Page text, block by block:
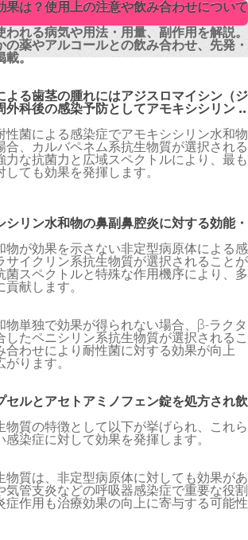
果は？使用上の注意や飲み合わせについて
れる病気や用法・用量、副作用を解説。
薬やアルコールとの飲み合わせ、先発・
載。
よる歯茎の腫れにはアジスロマイシン（ジ
外科後の感染予防としてアモキシシリン ..
性菌による感染症でアモキシシリン水和物
合、カルバペネム系抗生物質が選択される
力な抗菌力と広域スペクトルにより、最も
ても効果を発揮します。
シリン水和物の鼻副鼻腔炎に対する効能・
物が効果を示さない非定型病原体による感
サイクリン系抗生物質が選択されることが
菌スペクトルと特殊な作用機序により、多
献します。
物単独で効果が得られない場合、β-ラクタ
したペニシリン系抗生物質が選択されるこ
合わせにより耐性菌に対する効果が向上
ります。
セルとアセトアミノフェン錠を処方され飲
物質の特徴として以下が挙げられ、これら
染症に対して効果を発揮します。
物質は、非定型病原体に対しても効果があ
気管支炎などの呼吸器感染症で重要な役割
症作用も治療効果の向上に寄与する可能性
果は？使用上の注意や飲み合わせについて
れる病気や用法・用量、副作用を解説。
薬やアルコールとの飲み合わせ、先発・
載。